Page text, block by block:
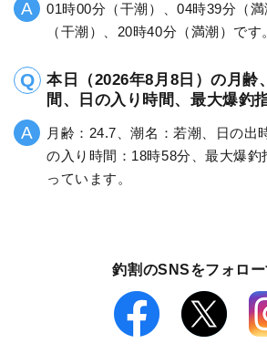
01時00分（干潮）、04時39分（
（干潮）、20時40分（満潮）です
本日（2026年8月8日）の月齢
間、日の入り時間、最大爆釣
月齢：24.7、潮名：若潮、日の出
の入り時間：18時58分、最大爆釣
っています。
釣割のSNSをフォロ